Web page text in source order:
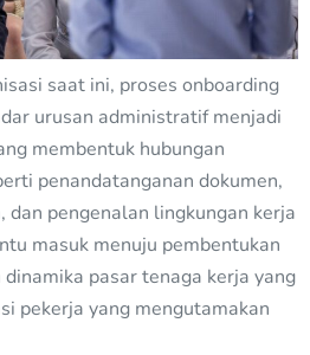
saat ini, proses onboarding
urusan administratif menjadi
membentuk hubungan
penandatanganan dokumen,
dan pengenalan lingkungan kerja
masuk menuju pembentukan
pasar tenaga kerja yang
pekerja yang mengutamakan